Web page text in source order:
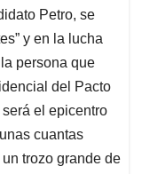
Petro, se
y en la lucha
persona que
del Pacto
el epicentro
cuantas
trozo grande de